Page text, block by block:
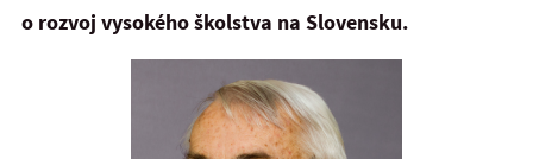
o rozvoj vysokého školstva na Slovensku.